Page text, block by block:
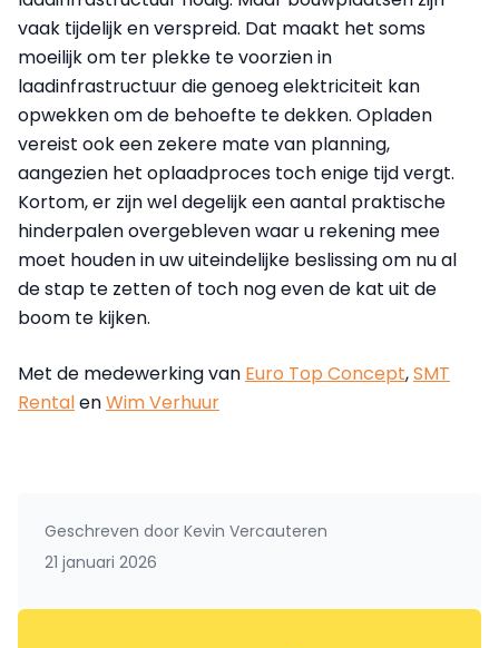
vaak tijdelijk en verspreid. Dat maakt het soms
moeilijk om ter plekke te voorzien in
laadinfrastructuur die genoeg elektriciteit kan
opwekken om de behoefte te dekken. Opladen
vereist ook een zekere mate van planning,
aangezien het oplaadproces toch enige tijd vergt.
Kortom, er zijn wel degelijk een aantal praktische
hinderpalen overgebleven waar u rekening mee
moet houden in uw uiteindelijke beslissing om nu al
de stap te zetten of toch nog even de kat uit de
boom te kijken.
Met de medewerking van Euro Top Concept,SMT
RentalenWim Verhuur
Geschreven door Kevin Vercauteren
21 januari 2026